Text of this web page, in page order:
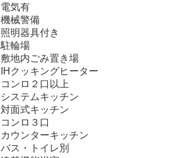
電気有
機械警備
照明器具付き
駐輪場
敷地内ごみ置き場
IHクッキングヒーター
コンロ２口以上
システムキッチン
対面式キッチン
コンロ３口
カウンターキッチン
バス・トイレ別